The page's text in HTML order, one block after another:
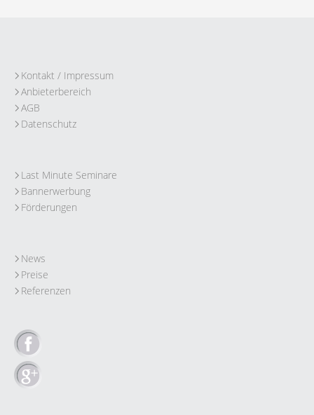
Kontakt / Impressum
Anbieterbereich
AGB
Datenschutz
Last Minute Seminare
Bannerwerbung
Förderungen
News
Preise
Referenzen